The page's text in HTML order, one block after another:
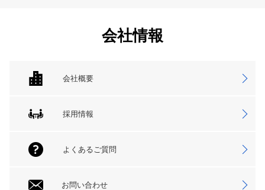
会社情報
会社概要
採用情報
よくあるご質問
お問い合わせ